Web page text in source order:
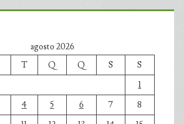
agosto 2026
T Q Q S
S
1
4 5 6 7
8